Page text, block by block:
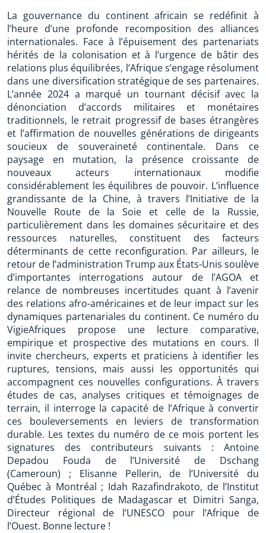
La gouvernance du continent africain se redéfinit à
l’heure d’une profonde recomposition des alliances
internationales. Face à l’épuisement des partenariats
hérités de la colonisation et à l’urgence de bâtir des
relations plus équilibrées, l’Afrique s’engage résolument
dans une diversification stratégique de ses partenaires.
L’année 2024 a marqué un tournant décisif avec la
dénonciation d’accords militaires et monétaires
traditionnels, le retrait progressif de bases étrangères
et l’affirmation de nouvelles générations de dirigeants
soucieux de souveraineté continentale. Dans ce
paysage en mutation, la présence croissante de
nouveaux acteurs internationaux modifie
considérablement les équilibres de pouvoir. L’influence
grandissante de la Chine, à travers l’Initiative de la
Nouvelle Route de la Soie et celle de la Russie,
particulièrement dans les domaines sécuritaire et des
ressources naturelles, constituent des facteurs
déterminants de cette reconfiguration. Par ailleurs, le
retour de l’administration Trump aux États-Unis soulève
d’importantes interrogations autour de l’AGOA et
relance de nombreuses incertitudes quant à l’avenir
des relations afro-américaines et de leur impact sur les
dynamiques partenariales du continent. Ce numéro du
VigieAfriques propose une lecture comparative,
empirique et prospective des mutations en cours. Il
invite chercheurs, experts et praticiens à identifier les
ruptures, tensions, mais aussi les opportunités qui
accompagnent ces nouvelles configurations. À travers
études de cas, analyses critiques et témoignages de
terrain, il interroge la capacité de l’Afrique à convertir
ces bouleversements en leviers de transformation
durable. Les textes du numéro de ce mois portent les
signatures des contributeurs suivants : Antoine
Depadou Fouda de l’Université de Dschang
(Cameroun) ; Elisanne Pellerin, de l’Université du
Québec à Montréal ; Idah Razafindrakoto, de l’Institut
d’Études Politiques de Madagascar et Dimitri Sanga,
Directeur régional de l’UNESCO pour l’Afrique de
l’Ouest. Bonne lecture !